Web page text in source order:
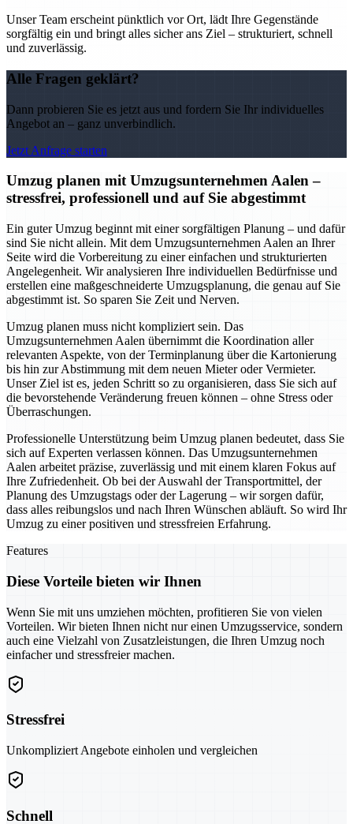
Unser Team erscheint pünktlich vor Ort, lädt Ihre Gegenstände
sorgfältig ein und bringt alles sicher ans Ziel – strukturiert, schnell
und zuverlässig.
Alle Fragen geklärt?
Dann probieren Sie es jetzt aus und fordern Sie Ihr individuelles
Angebot an – ganz unverbindlich.
Jetzt Anfrage starten
Umzug planen mit Umzugsunternehmen Aalen –
stressfrei, professionell und auf Sie abgestimmt
Ein guter Umzug beginnt mit einer sorgfältigen Planung – und dafür
sind Sie nicht allein. Mit dem Umzugsunternehmen Aalen an Ihrer
Seite wird die Vorbereitung zu einer einfachen und strukturierten
Angelegenheit. Wir analysieren Ihre individuellen Bedürfnisse und
erstellen eine maßgeschneiderte Umzugsplanung, die genau auf Sie
abgestimmt ist. So sparen Sie Zeit und Nerven.
Umzug planen muss nicht kompliziert sein. Das
Umzugsunternehmen Aalen übernimmt die Koordination aller
relevanten Aspekte, von der Terminplanung über die Kartonierung
bis hin zur Abstimmung mit dem neuen Mieter oder Vermieter.
Unser Ziel ist es, jeden Schritt so zu organisieren, dass Sie sich auf
die bevorstehende Veränderung freuen können – ohne Stress oder
Überraschungen.
Professionelle Unterstützung beim Umzug planen bedeutet, dass Sie
sich auf Experten verlassen können. Das Umzugsunternehmen
Aalen arbeitet präzise, zuverlässig und mit einem klaren Fokus auf
Ihre Zufriedenheit. Ob bei der Auswahl der Transportmittel, der
Planung des Umzugstags oder der Lagerung – wir sorgen dafür,
dass alles reibungslos und nach Ihren Wünschen abläuft. So wird Ihr
Umzug zu einer positiven und stressfreien Erfahrung.
Features
Diese Vorteile bieten wir Ihnen
Wenn Sie mit uns umziehen möchten, profitieren Sie von vielen
Vorteilen. Wir bieten Ihnen nicht nur einen Umzugsservice, sondern
auch eine Vielzahl von Zusatzleistungen, die Ihren Umzug noch
einfacher und stressfreier machen.
Stressfrei
Unkompliziert Angebote einholen und vergleichen
Schnell